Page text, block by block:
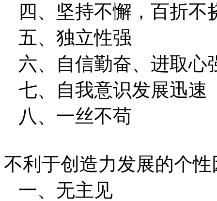
四、坚持不懈，百折不
五、独立性强
六、自信勤奋、进取心
七、自我意识发展迅速
八、一丝不苟
不利于创造力发展的个性
一、无主见